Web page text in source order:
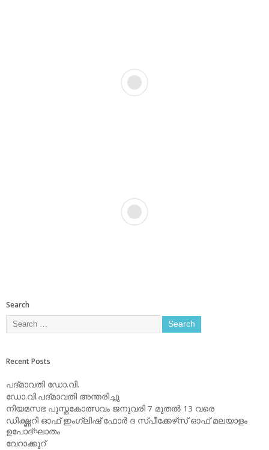
Search
Recent Posts
പദ്മാവതി ഡോ.വി.
ഡോ.വി.പദ്മാവതി അന്തരിച്ചു
നിയമസഭ പുസ്തകോത്സവം ജനുവരി 7 മുതല്‍ 13 വരെ
ഡിക്ഷ്ണറി ഓഫ് ഇംഗ്ലിഷ് ഫോര്‍ ദ സ്പീക്കേഴ്‌സ് ഓഫ് മലയാളം
ഉപോദ്ഘാതം
വേറാക്കൂറ്